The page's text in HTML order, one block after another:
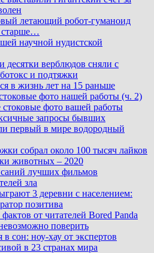
летающий робот-гуманоид
старше…
научной нудистской
десятки верблюдов сняли с
и подтяжки
в жизнь лет на 15 раньше
фото нашей работы (ч. 2)
фото вашей работы
запросы бывших
первый в мире водородный
собрал около 100 тысяч лайков
животных – 2020
лучших фильмов
зла
3 деревни с населением:
позитива
от читателей Bored Panda
поверить
в сон: ноу-хау от экспертов
в 23 странах мира